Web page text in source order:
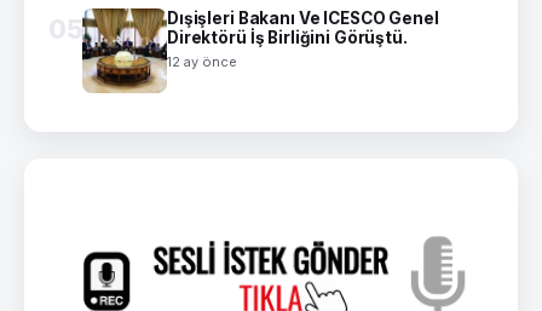
05
Dışişleri Bakanı Ve ICESCO Genel
Direktörü İş Birliğini Görüştü.
12 ay önce